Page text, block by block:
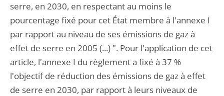
serre, en 2030, en respectant au moins le
pourcentage fixé pour cet État membre à l'annexe I
par rapport au niveau de ses émissions de gaz à
effet de serre en 2005 (...) ". Pour l'application de cet
article, l'annexe I du règlement a fixé à 37 %
l'objectif de réduction des émissions de gaz à effet
de serre en 2030, par rapport à leurs niveaux de